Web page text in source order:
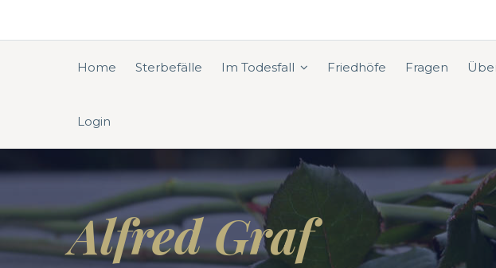
Home Sterbefälle Im Todesfall Friedhöfe Fragen
Login
Alfred Graf